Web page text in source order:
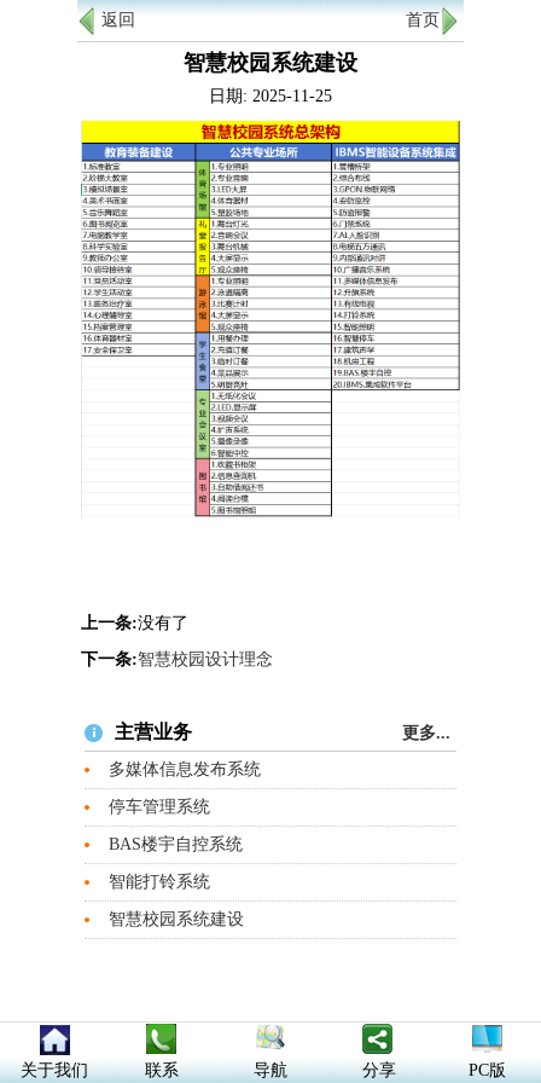
返回 首页
智慧校园系统建设
日期: 2025-11-25
上一条:没有了
下一条:智慧校园设计理念
主营业务
更多...
多媒体信息发布系统
停车管理系统
BAS楼宇自控系统
智能打铃系统
智慧校园系统建设
关于我们 联系 导航 分享 PC版